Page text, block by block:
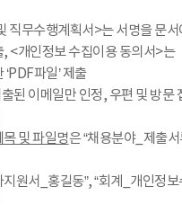
직무수행계획서>는 서명을 문서
, <개인정보 수집이용 동의서>는
파일’ 제출
된 이메일만 인정, 우편 및 방문
목 및 파일명은 “채용분야_제출
지원서_홍길동”, “회계_개인정